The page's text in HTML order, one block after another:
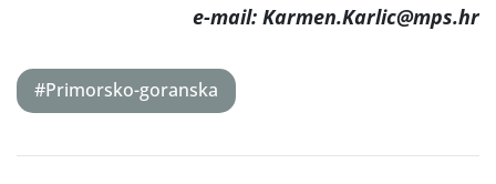
e-mail: Karmen.Karlic@mps.hr
#Primorsko-goranska